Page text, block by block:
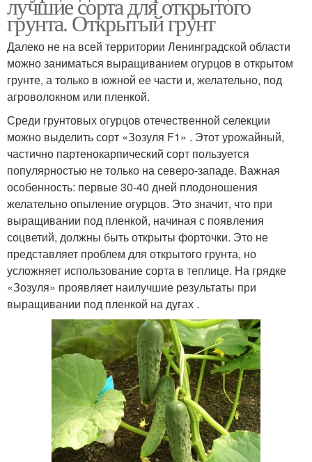
грунта. Открытый грунт
Далеко не на всей территории Ленинградской области
можно заниматься выращиванием огурцов в открытом
грунте, а только в южной ее части и, желательно, под
агроволокном или пленкой.
Среди грунтовых огурцов отечественной селекции
можно выделить сорт «Зозуля F1» . Этот урожайный,
частично партенокарпический сорт пользуется
популярностью не только на северо-западе. Важная
особенность: первые 30-40 дней плодоношения
желательно опыление огурцов. Это значит, что при
выращивании под пленкой, начиная с появления
соцветий, должны быть открыты форточки. Это не
представляет проблем для открытого грунта, но
усложняет использование сорта в теплице. На грядке
«Зозуля» проявляет наилучшие результаты при
выращивании под пленкой на дугах .